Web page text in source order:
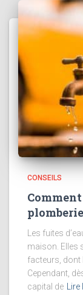
CONSEILS
Les fuites
maison. Elles
facteurs, dont
Cependant,
capital de